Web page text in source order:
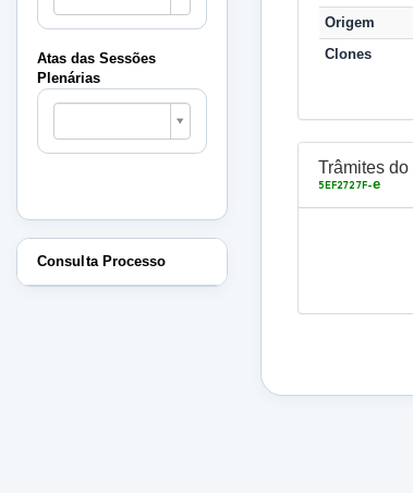
Sessões
Plenárias
Atas das Sessões
Plenárias
Atas
Sessões
Plenárias
Consulta Processo
Origem
Clones
Trâmites
5EF2727F-e